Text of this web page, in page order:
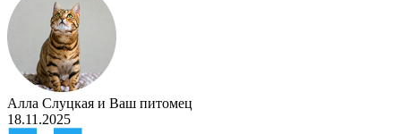
Алла Слуцкая и Ваш питомец
18.11.2025